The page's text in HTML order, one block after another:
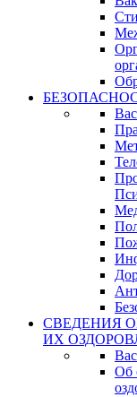
СВЕДЕНИЯ
ИХ
Об